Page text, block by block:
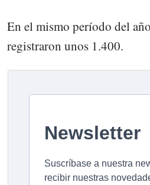
En el mismo período del
registraron unos 1.400.